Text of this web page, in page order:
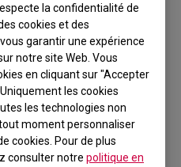
la confidentialité de
cookies et des
garantir une expérience
notre site Web. Vous
en cliquant sur "Accepter
les cookies
les technologies non
moment personnaliser
cookies. Pour de plus
consulter notre politique en
/
for